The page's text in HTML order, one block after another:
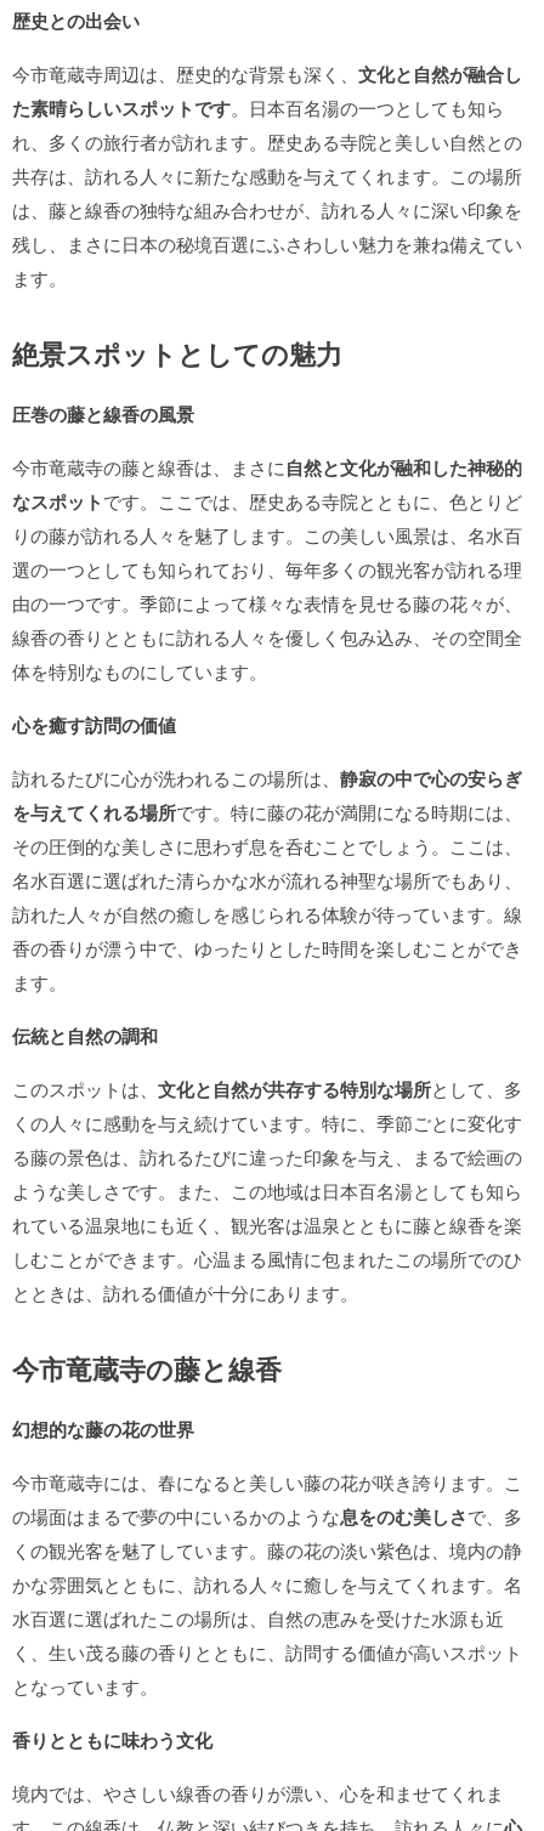
歴史との出会い
今市竜蔵寺周辺は、歴史的な背景も深く、 文化と自然が融合し
た素晴らしいスポットです。日本百名湯の一つとしても知ら
れ、多くの旅行者が訪れます。歴史ある寺院と美しい自然との
共存は、訪れる人々に新たな感動を与えてくれます。この場所
は、藤と線香の独特な組み合わせが、訪れる人々に深い印象を
残し、まさに日本の秘境百選にふさわしい魅力を兼ね備えてい
ます。
絶景スポットとしての魅力
圧巻の藤と線香の風景
今市竜蔵寺の藤と線香は、まさに自然と文化が融和した神秘的
なスポットです。ここでは、歴史ある寺院とともに、色とりど
りの藤が訪れる人々を魅了します。この美しい風景は、名水百
選の一つとしても知られており、毎年多くの観光客が訪れる理
由の一つです。季節によって様々な表情を見せる藤の花々が、
線香の香りとともに訪れる人々を優しく包み込み、その空間全
体を特別なものにしています。
心を癒す訪問の価値
訪れるたびに心が洗われるこの場所は、 静寂の中で心の安らぎ
を与えてくれる場所です。特に藤の花が満開になる時期には、
その圧倒的な美しさに思わず息を呑むことでしょう。ここは、
名水百選に選ばれた清らかな水が流れる神聖な場所でもあり、
訪れた人々が自然の癒しを感じられる体験が待っています。線
香の香りが漂う中で、ゆったりとした時間を楽しむことができ
ます。
伝統と自然の調和
このスポットは、 文化と自然が共存する特別な場所として、多
くの人々に感動を与え続けています。特に、季節ごとに変化す
る藤の景色は、訪れるたびに違った印象を与え、まるで絵画の
ような美しさです。また、この地域は日本百名湯としても知ら
れている温泉地にも近く、観光客は温泉とともに藤と線香を楽
しむことができます。心温まる風情に包まれたこの場所でのひ
とときは、訪れる価値が十分にあります。
今市竜蔵寺の藤と線香
幻想的な藤の花の世界
今市竜蔵寺には、春になると美しい藤の花が咲き誇ります。こ
の場面はまるで夢の中にいるかのような息をのむ美しさで、多
くの観光客を魅了しています。藤の花の淡い紫色は、境内の静
かな雰囲気とともに、訪れる人々に癒しを与えてくれます。名
水百選に選ばれたこの場所は、自然の恵みを受けた水源も近
く、生い茂る藤の香りとともに、訪問する価値が高いスポット
となっています。
香りとともに味わう文化
境内では、やさしい線香の香りが漂い、心を和ませてくれま